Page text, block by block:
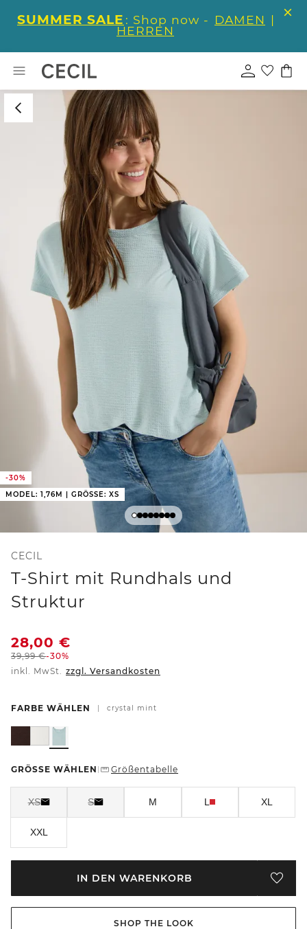
SUMMER SALE : Shop now - DAMEN |
HERREN
-30%
MODEL: 1,76M | GRÖSSE: XS
CECIL
T-Shirt mit Rundhals und
Struktur
28,00 €
39,99€-30%
inkl. MwSt. zzgl. Versandkosten
FARBE WÄHLEN crystal mint
GRÖSSE WÄHLEN Größentabelle
XS S M L XL
XXL
IN DEN WARENKORB
SHOP THE LOOK